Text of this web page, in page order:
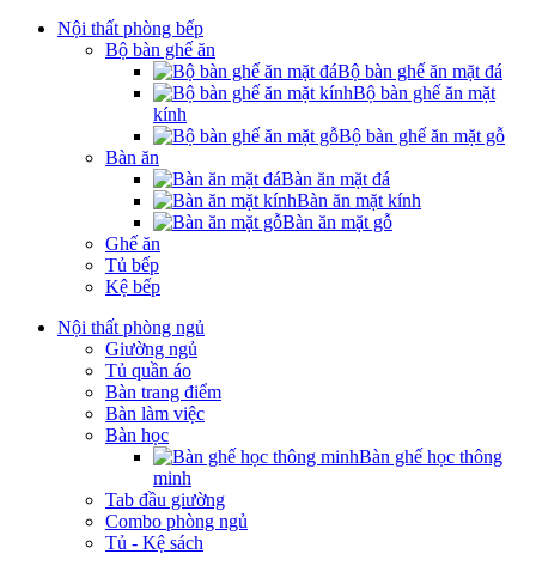
Nội thất phòng bếp
Bộ bàn ghế ăn
Bộ bàn ghế ăn mặt đá
Bộ bàn ghế ăn mặt
kính
Bộ bàn ghế ăn mặt gỗ
Bàn ăn
Bàn ăn mặt đá
Bàn ăn mặt kính
Bàn ăn mặt gỗ
Ghế ăn
Tủ bếp
Kệ bếp
Nội thất phòng ngủ
Giường ngủ
Tủ quần áo
Bàn trang điểm
Bàn làm việc
Bàn học
Bàn ghế học thông
minh
Tab đầu giường
Combo phòng ngủ
Tủ - Kệ sách